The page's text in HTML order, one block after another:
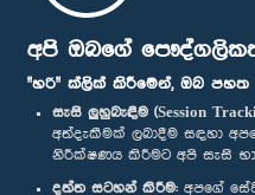
අපි ඔබගේ
"හරි" ක්ලික් කිරීමෙන්, ඔබ
සැසි ලුහුබැඳීම (Session
අත්දැකීමක් ලබාදීම සඳහා
නිරීක්ෂණය කිරීමට අපි සැසි
දත්ත සටහන් කිරීම: අපගේ
පාර්ලිමේන්තු ජංගම යෙදුම
අප හා සම්බන්ධ වී සිටින්න :